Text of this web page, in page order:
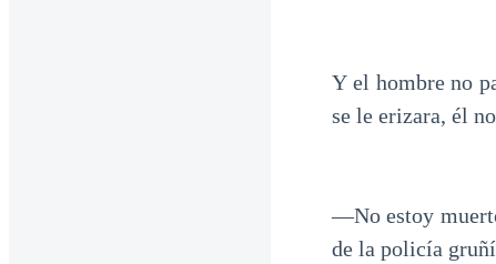
Y el hombre no
se le erizara, él
—No estoy
de la policía